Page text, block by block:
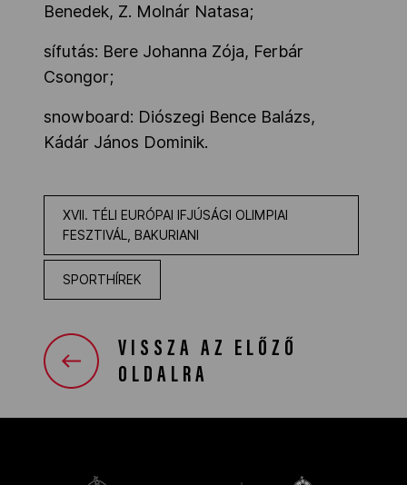
Benedek, Z. Molnár Natasa;
sífutás: Bere Johanna Zója, Ferbár
Csongor;
snowboard: Diószegi Bence Balázs,
Kádár János Dominik.
XVII. TÉLI EURÓPAI IFJÚSÁGI OLIMPIAI
FESZTIVÁL, BAKURIANI
SPORTHÍREK
VISSZA AZ ELŐZŐ
OLDALRA